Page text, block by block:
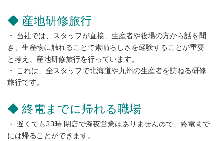
◆ 産地研修旅行
・ 当社では、スタッフが直接、生産者や役場の方から話を聞
き、生産物に触れることで素晴らしさを経験することが重要
と考え、産地研修旅行を行っています。
・ これは、全スタッフで北海道や九州の生産者を訪ねる研修
旅行です。
◆ 終電までに帰れる職場
・ 遅くても23時 閉店で深夜営業はありませんので、終電まで
には帰ることができます。